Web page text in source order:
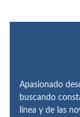
Apasionado
buscando
línea y de las